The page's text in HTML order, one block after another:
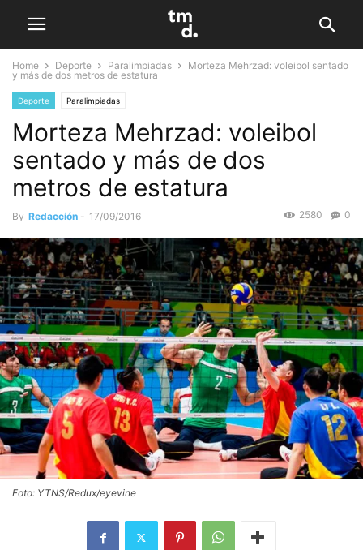
Home Deporte Paralimpiadas
Morteza Mehrzad: voleibol sentado
y más de dos metros de estatura
Deporte Paralimpiadas
Morteza Mehrzad: voleibol
sentado y más de dos
metros de estatura
By Redacción - 17/09/2016 0
2580
Foto: YTNS/Redux/eyevine